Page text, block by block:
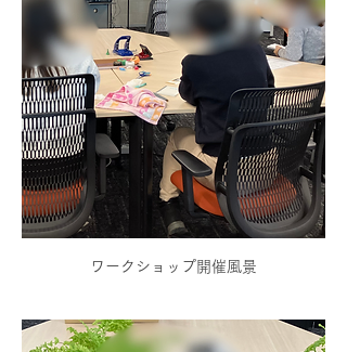
ワークショップ開催風景